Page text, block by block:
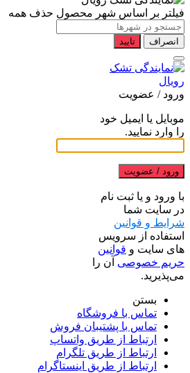
فیلتر بر اساس شهر محصول حذف همه
انصراف تایید
ورود / عضویت
موبایل یا ایمیل خود
را وارد نمایید.
ورود / عضویت
با ورود و یا ثبت نام
در سایت شما
شرایط و قوانین
استفاده از سرویس
های سایت و قوانین
حریم خصوصی آن را
می‌پذیرید.
بستن
تماس با فروشگاه
تماس با پشتیبان فروش
ارتباط از طریق واتساپ
ارتباط از طریق تلگرام
ارتباط از طریق اینستاگرام